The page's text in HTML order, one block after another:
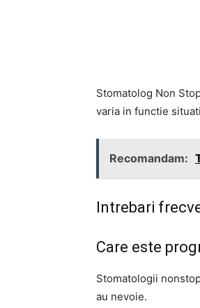
Stomatolog Non
varia in functie
Recomandam:
Intrebari
Care este
Stomatologii
au nevoie.